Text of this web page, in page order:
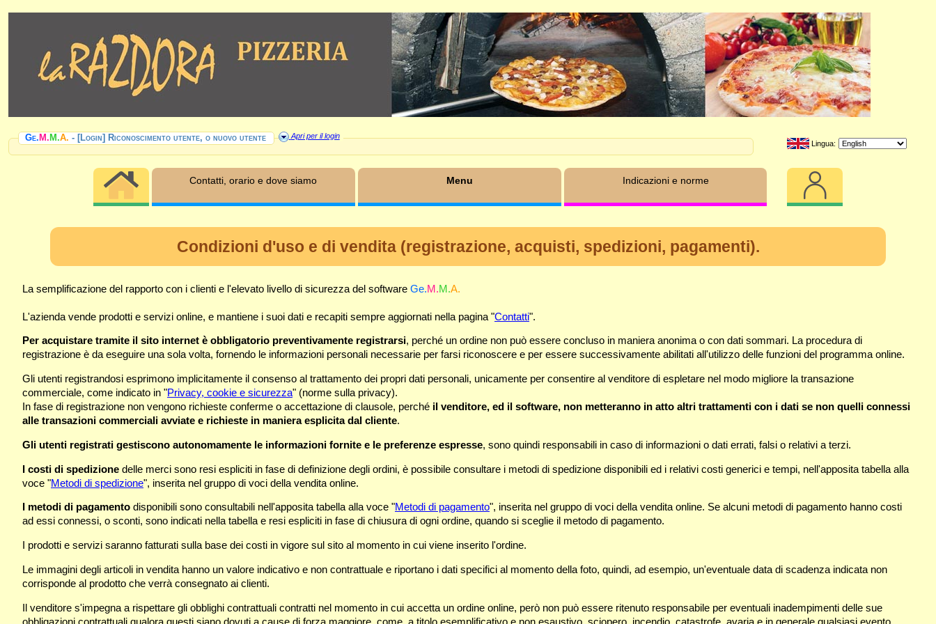
Lingua:
Ge. M. M.A. - [Login] Riconoscimento utente, o nuovo utente Apri per il login
Contatti, orario e dove siamo Menu Indicazioni e norme
Condizioni d'uso e di vendita (registrazione, acquisti, spedizioni, pagamenti).
La semplificazione del rapporto con i clienti e l'elevato livello di sicurezza del software Ge.M.M.A.
L'azienda vende prodotti e servizi online, e mantiene i suoi dati e recapiti sempre aggiornati nella pagina "Contatti".
Per acquistare tramite il sito internet è obbligatorio preventivamente registrarsi, perché un ordine non può essere concluso in maniera anonima o con dati sommari. La procedura di
registrazione è da eseguire una sola volta, fornendo le informazioni personali necessarie per farsi riconoscere e per essere successivamente abilitati all'utilizzo delle funzioni del programma online.
Gli utenti registrandosi esprimono implicitamente il consenso al trattamento dei propri dati personali, unicamente per consentire al venditore di espletare nel modo migliore la transazione
commerciale, come indicato in "Privacy, cookie e sicurezza" (norme sulla privacy).
In fase di registrazione non vengono richieste conferme o accettazione di clausole, perché il venditore, ed il software, non metteranno in atto altri trattamenti con i dati se non quelli connessi
alle transazioni commerciali avviate e richieste in maniera esplicita dal cliente.
Gli utenti registrati gestiscono autonomamente le informazioni fornite e le preferenze espresse, sono quindi responsabili in caso di informazioni o dati errati, falsi o relativi a terzi.
I costi di spedizione delle merci sono resi espliciti in fase di definizione degli ordini, è possibile consultare i metodi di spedizione disponibili ed i relativi costi generici e tempi, nell'apposita tabella alla
voce "Metodi di spedizione", inserita nel gruppo di voci della vendita online.
I metodi di pagamento disponibili sono consultabili nell'apposita tabella alla voce "Metodi di pagamento", inserita nel gruppo di voci della vendita online. Se alcuni metodi di pagamento hanno costi
ad essi connessi, o sconti, sono indicati nella tabella e resi espliciti in fase di chiusura di ogni ordine, quando si sceglie il metodo di pagamento.
I prodotti e servizi saranno fatturati sulla base dei costi in vigore sul sito al momento in cui viene inserito l'ordine.
Le immagini degli articoli in vendita hanno un valore indicativo e non contrattuale e riportano i dati specifici al momento della foto, quindi, ad esempio, un'eventuale data di scadenza indicata non
corrisponde al prodotto che verrà consegnato ai clienti.
Il venditore s'impegna a rispettare gli obblighi contrattuali contratti nel momento in cui accetta un ordine online, però non può essere ritenuto responsabile per eventuali inadempimenti delle sue
obbligazioni contrattuali qualora questi siano dovuti a cause di forza maggiore, come, a titolo esemplificativo e non esaustivo, sciopero, incendio, catastrofe, avaria e in generale qualsiasi evento